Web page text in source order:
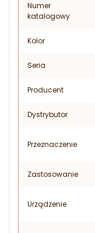
Numer
katalogowy
Kolor
Seria
Producent
Dystrybutor
Przeznaczenie
Zastosowanie
Urządzenie